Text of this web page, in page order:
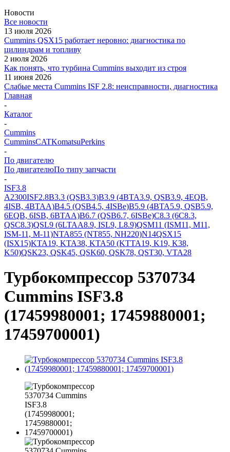
Новости
Все новости
13 июля 2026
Cummins QSX15 работает неровно: диагностика по
цилиндрам и топливу
2 июля 2026
Как понять, что турбина Cummins выходит из строя
11 июня 2026
Слабые места Cummins ISF 2.8: неисправности, диагностика
Главная
-
Каталог
-
Cummins
CumminsCATKomatsuPerkins
-
По двигателю
По двигателюПо типу запчасти
-
ISF3.8
A2300ISF2.8B3.3 (QSB3.3)B3.9 (4BTA3.9, QSB3.9, 4EQB,
4ISB, 4BTAA)B4.5 (QSB4.5, 4ISBe)B5.9 (4BTA5.9, QSB5.9,
6EQB, 6ISB, 6BTAA)B6.7 (QSB6.7, 6ISBe)C8.3 (6C8.3,
QSC8.3)QSL9 (6LTAA8.9, ISL9, L8.9)QSM11 (ISM11, M11,
ISM-11, M-11)NTA855 (NT855, NH220)N14QSX15
(ISX15)KTA19, KTA38, KTA50 (KTTA19, K19, K38,
K50)QSK23, QSK45, QSK60, QSK78, QST30, VTA28
Турбокомпрессор 5370734
Cummins ISF3.8
(17459980001; 17459880001;
17459700001)